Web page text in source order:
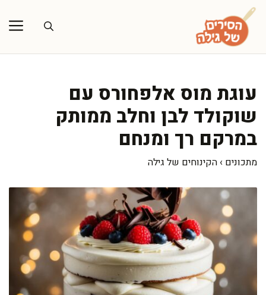
לדלג
לתוכן
עוגת מוס אלפחורס עם
שוקולד לבן וחלב ממותק
במרקם רך ומנחם
מתכונים › הקינוחים של גילה